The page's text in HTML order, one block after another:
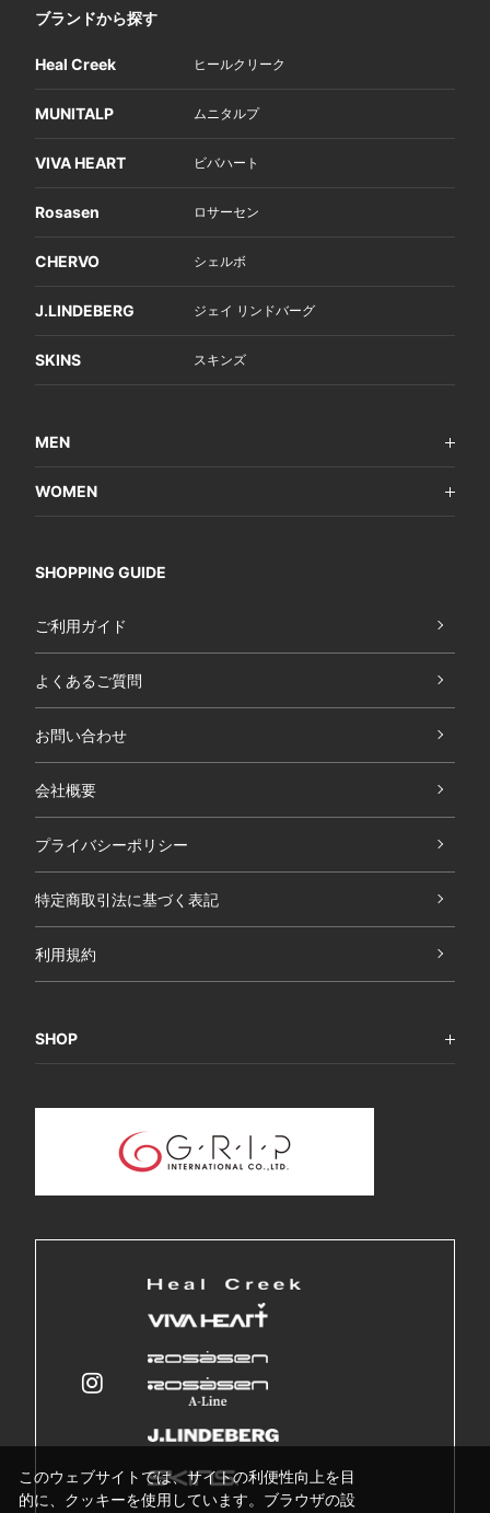
ブランドから探す
Heal Creek ヒールクリーク
MUNITALP ムニタルプ
VIVA HEART ビバハート
Rosasen ロサーセン
CHERVO シェルボ
J.LINDEBERG ジェイ リンドバーグ
SKINS スキンズ
MEN
WOMEN
SHOPPING GUIDE
ご利用ガイド
よくあるご質問
お問い合わせ
会社概要
プライバシーポリシー
特定商取引法に基づく表記
利用規約
SHOP
このウェブサイトでは、サイトの利便性向上を目
的に、クッキーを使用しています。ブラウザの設